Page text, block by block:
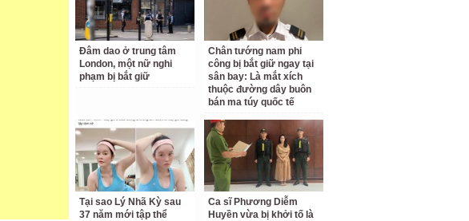
Đâm dao ở trung tâm
London, một nữ nghi
phạm bị bắt giữ
Chân tướng nam phi
công bị bắt giữ ngay tại
sân bay: Là mắt xích
thuộc đường dây buôn
bán ma túy quốc tế
Tại sao Lý Nhã Kỳ sau
37 năm mới tập thể
Ca sĩ Phương Diễm
Huyền vừa bị khởi tố là